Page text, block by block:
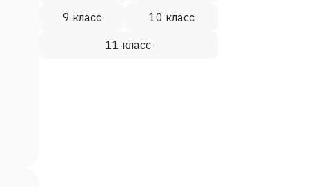
9 класс
10 класс
11 класс